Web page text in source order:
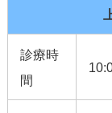
診療時
間